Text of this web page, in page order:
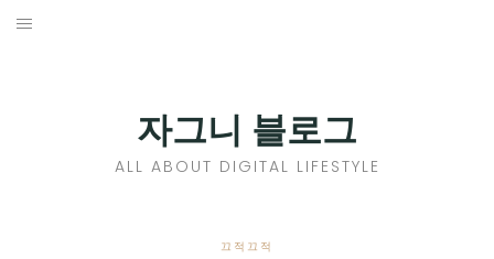
Skip
자그니 블로그
ALL ABOUT DIGITAL LIFESTYLE
끄적끄적